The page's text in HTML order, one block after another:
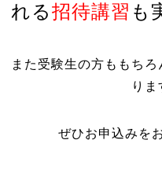
れる招待講習 も
また受験生の方ももち
りま
ぜひお申込みを